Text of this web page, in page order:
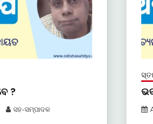
?
ସହ-ସମ୍ପାଦକ